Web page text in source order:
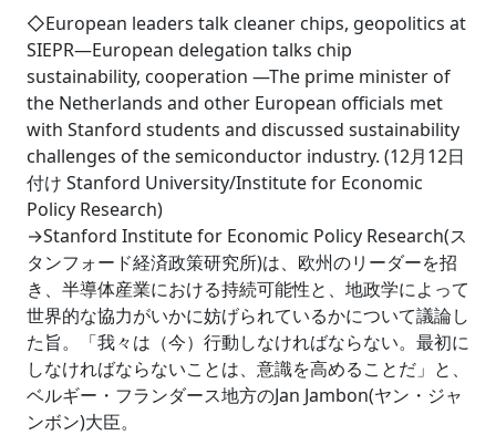
◇European leaders talk cleaner chips, geopolitics at
SIEPR―European delegation talks chip
sustainability, cooperation ―The prime minister of
the Netherlands and other European officials met
with Stanford students and discussed sustainability
challenges of the semiconductor industry. (12月12日
付け Stanford University/Institute for Economic
Policy Research)
→Stanford Institute for Economic Policy Research(ス
タンフォード経済政策研究所)は、欧州のリーダーを招
き、半導体産業における持続可能性と、地政学によって
世界的な協力がいかに妨げられているかについて議論し
た旨。「我々は（今）行動しなければならない。最初に
しなければならないことは、意識を高めることだ」と、
ベルギー・フランダース地方のJan Jambon(ヤン・ジャ
ンボン)大臣。